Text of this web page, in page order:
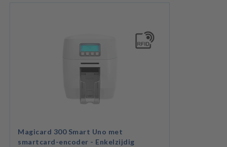
Magicard 300 Smart Uno met
smartcard-encoder - Enkelzijdig